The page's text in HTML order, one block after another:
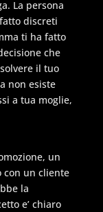
La persona
discreti
ti ha fatto
che
il tuo
non esiste
a tua moglie,
un
con un cliente
la
e’ chiaro